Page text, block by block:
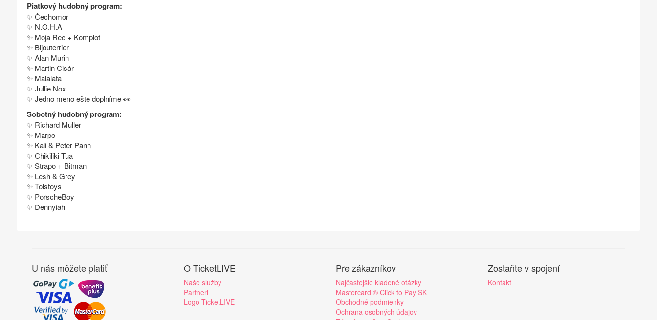
Piatkový hudobný program:
✨ Čechomor
✨ N.O.H.A
✨ Moja Rec + Komplot
✨ Bijouterrier
✨ Alan Murin
✨ Martin Cisár
✨ Malalata
✨ Jullie Nox
✨ Jedno meno ešte doplníme 👀
Sobotný hudobný program:
✨ Richard Muller
✨ Marpo
✨ Kali & Peter Pann
✨ Chikiliki Tua
✨ Strapo + Bitman
✨ Lesh & Grey
✨ Tolstoys
✨ PorscheBoy
✨ Dennyiah
U nás môžete platiť O TicketLIVE
Naše služby
Partneri
Logo TicketLIVE
Pre zákazníkov
Najčastejšie kladené otázky
Mastercard ® Click to Pay SK
Obchodné podmienky
Ochrana osobných údajov
Zostaňte v spojení
Kontakt